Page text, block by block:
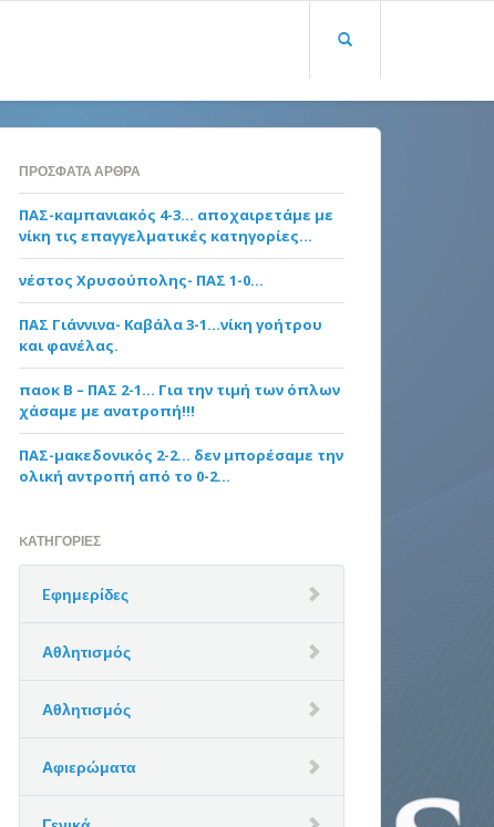
ΠΡΌΣΦΑΤΑ ΆΡΘΡΑ
ΠΑΣ-καμπανιακός 4-3… αποχαιρετάμε με
νίκη τις επαγγελματικές κατηγορίες…
νέστος Χρυσούπολης- ΠΑΣ 1-0…
ΠΑΣ Γιάννινα- Καβάλα 3-1…νίκη γοήτρου
και φανέλας.
παοκ Β – ΠΑΣ 2-1… Για την τιμή των όπλων
χάσαμε με ανατροπή!!!
ΠΑΣ-μακεδονικός 2-2… δεν μπορέσαμε την
ολική αντροπή από το 0-2…
KΑΤΗΓΟΡΊΕΣ
Eφημερίδες
Αθλητισμός
Αθλητισμός
Αφιερώματα